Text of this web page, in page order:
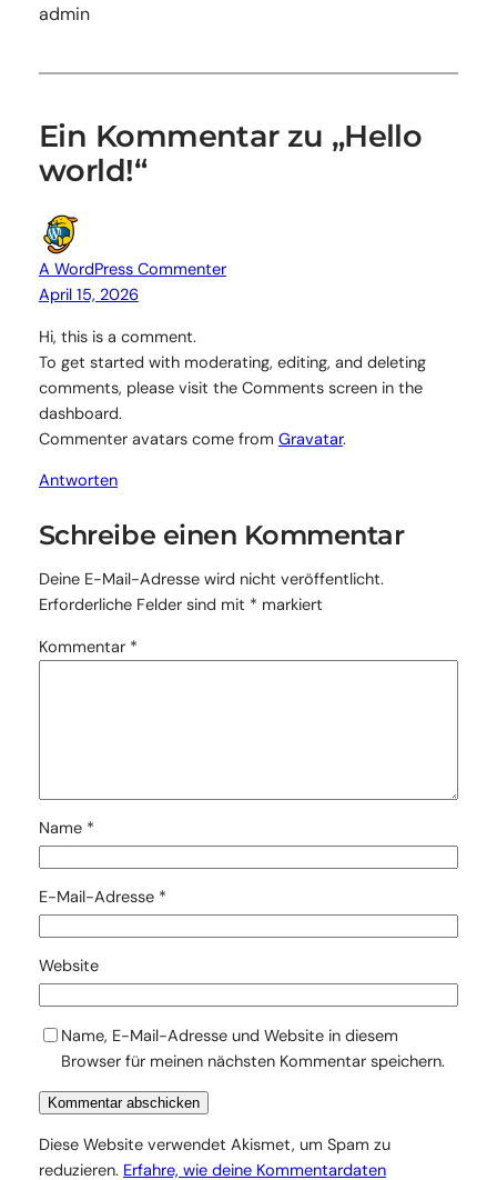
admin
Ein Kommentar zu „Hello
world!“
A WordPress Commenter
April 15, 2026
Hi, this is a comment.
To get started with moderating, editing, and deleting
comments, please visit the Comments screen in the
dashboard.
Commenter avatars come from Gravatar.
Antworten
Schreibe einen Kommentar
Deine E-Mail-Adresse wird nicht veröffentlicht.
Erforderliche Felder sind mit * markiert
Kommentar *
Name *
E-Mail-Adresse *
Website
Name, E-Mail-Adresse und Website in diesem
Browser für meinen nächsten Kommentar speichern.
Diese Website verwendet Akismet, um Spam zu
reduzieren. Erfahre, wie deine Kommentardaten